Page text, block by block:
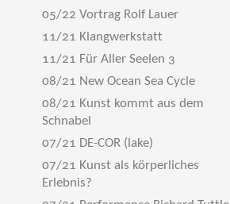
05/22 Vortrag Rolf Lauer
11/21 Klangwerkstatt
11/21 Für Aller Seelen 3
08/21 New Ocean Sea Cycle
08/21 Kunst kommt aus dem
Schnabel
07/21 DE-COR (lake)
07/21 Kunst als körperliches
Erlebnis?